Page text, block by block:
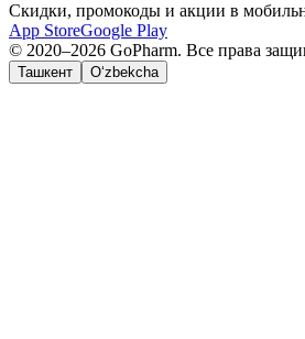
Скидки, промокоды и акции в
App StoreGoogle Play
© 2020–2026 GoPharm. Все права
Ташкент O‘zbekcha